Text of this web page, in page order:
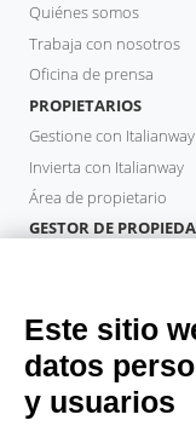
Quiénes somos
Trabaja con nosotros
Oficina de prensa
PROPIETARIOS
Gestione con Italianway
Invierta con Italianway
Área de propietario
GESTOR DE
HUÉSPEDES
Reserve una estancia
Estancias largas
Experiencias para los
Este sitio
datos
y usuarios